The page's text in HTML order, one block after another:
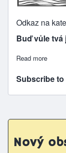
Odkaz na
Buď vůle tvá
Read more
Subscribe to
Nový